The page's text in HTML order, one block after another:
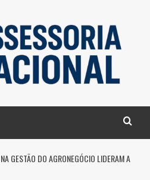
GESTÃO DO AGRONEGÓCIO LIDERAM A